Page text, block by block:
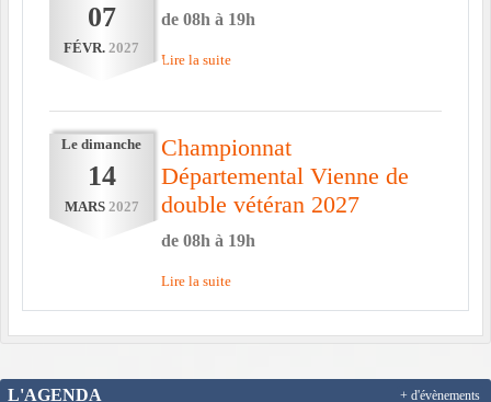
07
FÉVR. 2027
de 08h à 19h
Lire la suite
Le dimanche
14
MARS 2027
Championnat
Départemental Vienne de
double vétéran 2027
de 08h à 19h
Lire la suite
L'AGENDA + d'évènements